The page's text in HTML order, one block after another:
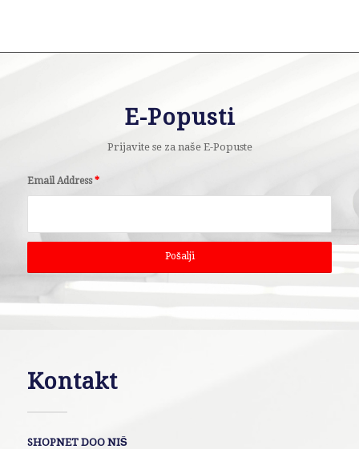
E-Popusti
Prijavite se za naše E-Popuste
Email Address*
Kontakt
SHOPNET DOO NIŠ